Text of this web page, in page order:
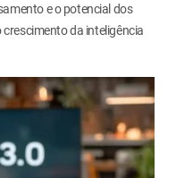
e o potencial dos
da inteligência